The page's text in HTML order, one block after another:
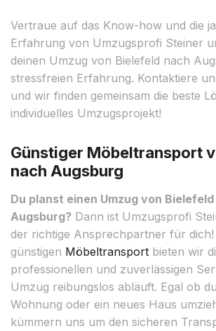
Vertraue auf das Know-how und die
Erfahrung von Umzugsprofi Steiner
deinen Umzug von Bielefeld nach
stressfreien Erfahrung. Kontaktiere
und wir finden gemeinsam die beste
individuelles Umzugsprojekt!
Günstiger Möbeltransport
nach Augsburg
Du planst einen Umzug von
Augsburg? Dann ist Umzugsprofi
der richtige Ansprechpartner für
günstigen Möbeltransport bieten wir
professionellen und zuverlässigen
Umzug reibungslos abläuft. Egal ob
Wohnung oder ein neues Haus
kümmern uns um den sicheren